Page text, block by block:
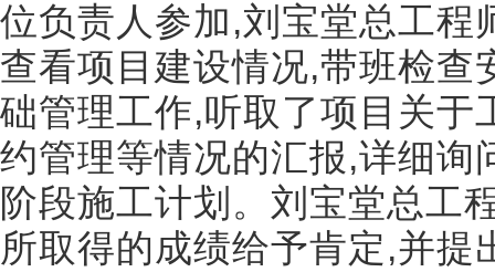
位负责人参加,刘宝堂总工程
查看项目建设情况,带班检查
础管理工作,听取了项目关于
约管理等情况的汇报,详细询
阶段施工计划。刘宝堂总工
所取得的成绩给予肯定,并提